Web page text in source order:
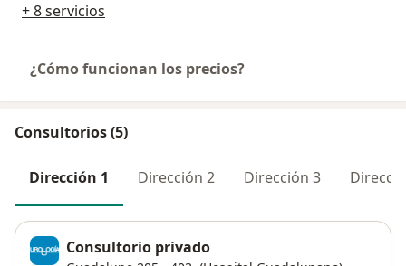
+ 8 servicios
¿Cómo funcionan los precios?
Consultorios (5)
Dirección 1 Dirección 2 Dirección 3
Consultorio privado